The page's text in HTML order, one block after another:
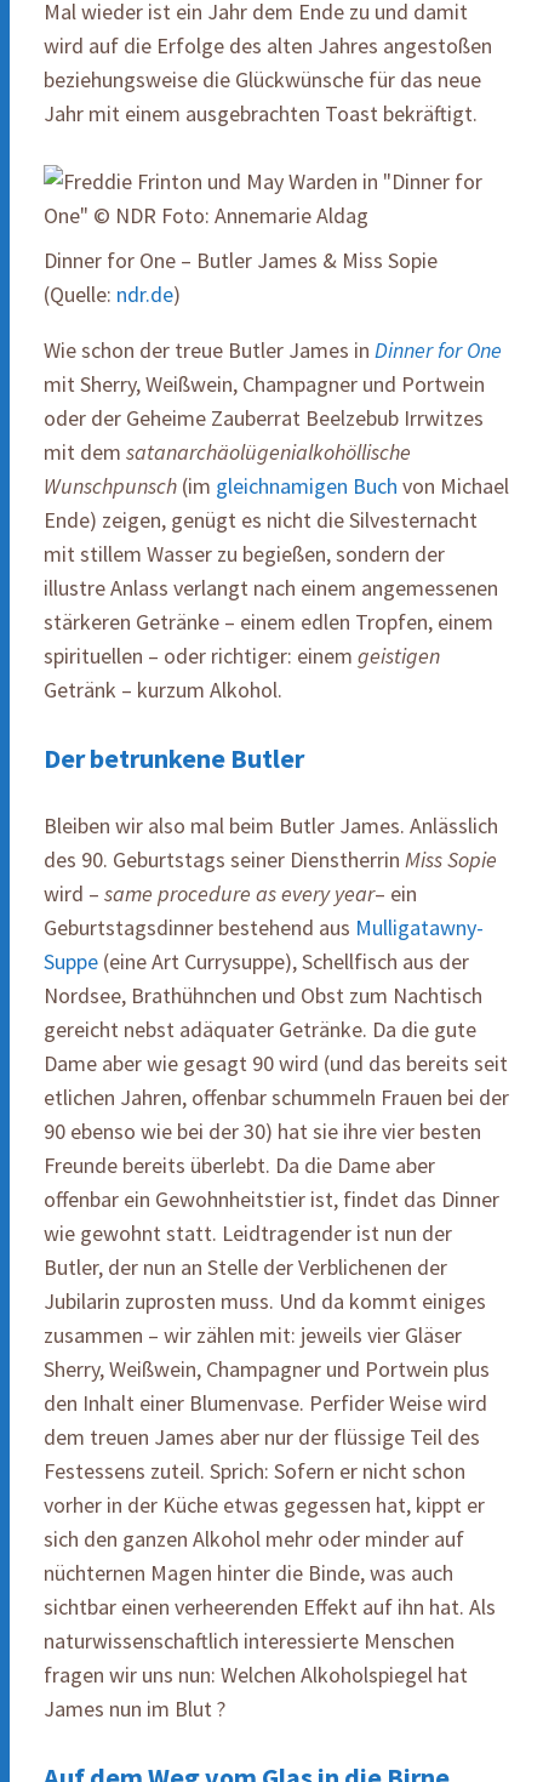
Mal wieder ist ein Jahr dem Ende zu und damit
wird auf die Erfolge des alten Jahres angestoßen
beziehungsweise die Glückwünsche für das neue
Jahr mit einem ausgebrachten Toast bekräftigt.
Dinner for One – Butler James & Miss Sopie
(Quelle: ndr.de)
Wie schon der treue Butler James in Dinner for One
mit Sherry, Weißwein, Champagner und Portwein
oder der Geheime Zauberrat Beelzebub Irrwitzes
mit dem satanarchäolügenialkohöllische
Wunschpunsch (im gleichnamigen Buch von Michael
Ende) zeigen, genügt es nicht die Silvesternacht
mit stillem Wasser zu begießen, sondern der
illustre Anlass verlangt nach einem angemessenen
stärkeren Getränke – einem edlen Tropfen, einem
spirituellen – oder richtiger: einem geistigen
Getränk – kurzum Alkohol.
Der betrunkene Butler
Bleiben wir also mal beim Butler James. Anlässlich
des 90. Geburtstags seiner Dienstherrin Miss Sopie
wird – same procedure as every year– ein
Geburtstagsdinner bestehend aus Mulligatawny-
Suppe (eine Art Currysuppe), Schellfisch aus der
Nordsee, Brathühnchen und Obst zum Nachtisch
gereicht nebst adäquater Getränke. Da die gute
Dame aber wie gesagt 90 wird (und das bereits seit
etlichen Jahren, offenbar schummeln Frauen bei der
90 ebenso wie bei der 30) hat sie ihre vier besten
Freunde bereits überlebt. Da die Dame aber
offenbar ein Gewohnheitstier ist, findet das Dinner
wie gewohnt statt. Leidtragender ist nun der
Butler, der nun an Stelle der Verblichenen der
Jubilarin zuprosten muss. Und da kommt einiges
zusammen – wir zählen mit: jeweils vier Gläser
Sherry, Weißwein, Champagner und Portwein plus
den Inhalt einer Blumenvase. Perfider Weise wird
dem treuen James aber nur der flüssige Teil des
Festessens zuteil. Sprich: Sofern er nicht schon
vorher in der Küche etwas gegessen hat, kippt er
sich den ganzen Alkohol mehr oder minder auf
nüchternen Magen hinter die Binde, was auch
sichtbar einen verheerenden Effekt auf ihn hat. Als
naturwissenschaftlich interessierte Menschen
fragen wir uns nun: Welchen Alkoholspiegel hat
James nun im Blut ?